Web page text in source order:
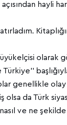
açısından
genellikle
da Türk
ve ne